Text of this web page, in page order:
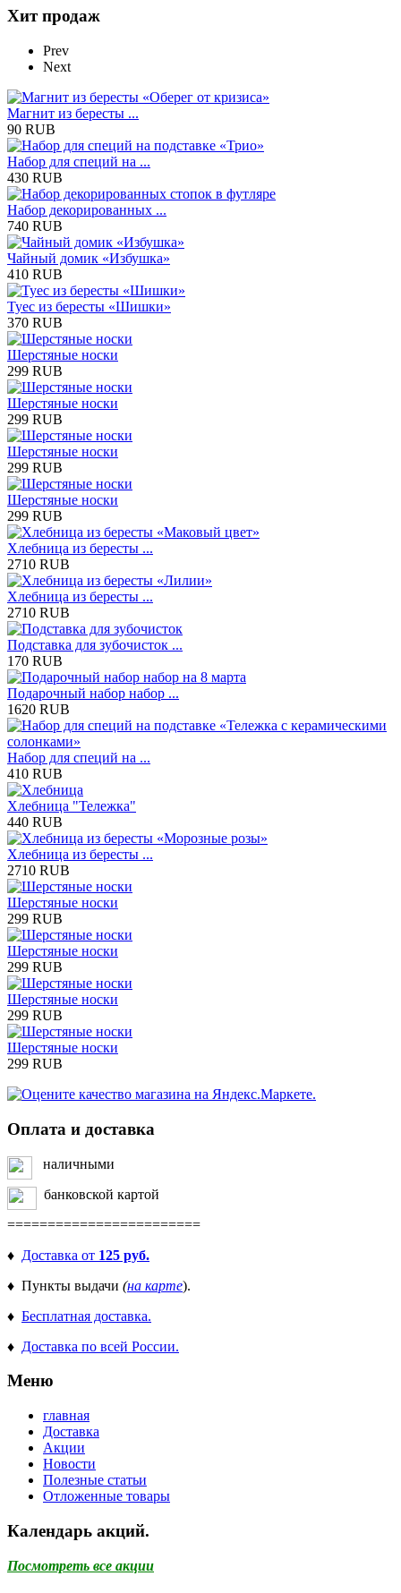
Хит продаж
Prev
Next
Магнит из бересты ...
90 RUB
Набор для специй на ...
430 RUB
Набор декорированных ...
740 RUB
Чайный домик «Избушка»
410 RUB
Туес из бересты «Шишки»
370 RUB
Шерстяные носки
299 RUB
Шерстяные носки
299 RUB
Шерстяные носки
299 RUB
Шерстяные носки
299 RUB
Хлебница из бересты ...
2710 RUB
Хлебница из бересты ...
2710 RUB
Подставка для зубочисток ...
170 RUB
Подарочный набор набор ...
1620 RUB
Набор для специй на ...
410 RUB
Хлебница "Тележка"
440 RUB
Хлебница из бересты ...
2710 RUB
Шерстяные носки
299 RUB
Шерстяные носки
299 RUB
Шерстяные носки
299 RUB
Шерстяные носки
299 RUB
Оплата и доставка
наличными
банковской картой
========================
♦ Доставка от 125 руб.
♦ Пункты выдачи (на карте).
♦ Бесплатная доставка.
♦ Доставка по всей России.
Меню
главная
Доставка
Акции
Новости
Полезные статьи
Отложенные товары
Календарь акций.
Посмотреть все акции